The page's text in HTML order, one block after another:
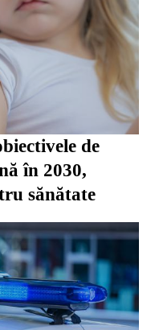
de
în 2030,
sănătate